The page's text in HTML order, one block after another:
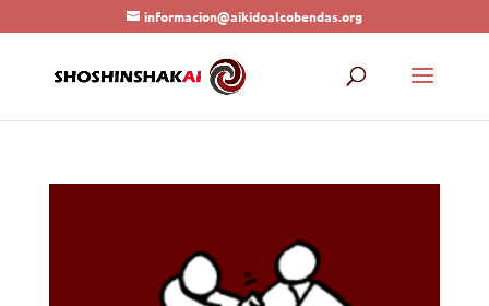
informacion@aikidoalcobendas.org